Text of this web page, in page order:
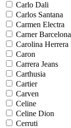
Carlo Dali
Carlos Santana
Carmen Electra
Carner Barcelona
Carolina Herrera
Caron
Carrera Jeans
Carthusia
Cartier
Carven
Celine
Celine Dion
Cerruti